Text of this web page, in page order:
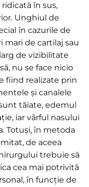
în sus,
Unghiul de
în cazurile de
mari de cartilaj sau
de vizibilitate
nu se face nicio
fiind realizate prin
și canalele
tăiate, edemul
iar vârful nasului
Totuși, în metoda
de aceea
trebuie să
cea mai potrivită
în funcție de